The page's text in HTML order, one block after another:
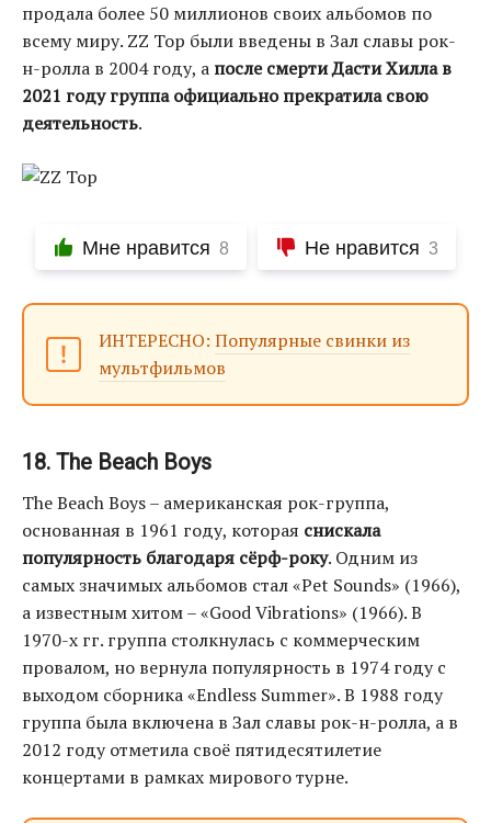
продала более 50 миллионов своих альбомов по
всему миру. ZZ Top были введены в Зал славы рок-
н-ролла в 2004 году, а после смерти Дасти Хилла в
2021 году группа официально прекратила свою
деятельность.
Мне нравится 8 Не нравится 3
ИНТЕРЕСНО: Популярные свинки из
мультфильмов
18. The Beach Boys
The Beach Boys – американская рок-группа,
основанная в 1961 году, которая снискала
популярность благодаря сёрф-року. Одним из
самых значимых альбомов стал «Pet Sounds» (1966),
а известным хитом – «Good Vibrations» (1966). В
1970-х гг. группа столкнулась с коммерческим
провалом, но вернула популярность в 1974 году с
выходом сборника «Endless Summer». В 1988 году
группа была включена в Зал славы рок-н-ролла, а в
2012 году отметила своё пятидесятилетие
концертами в рамках мирового турне.